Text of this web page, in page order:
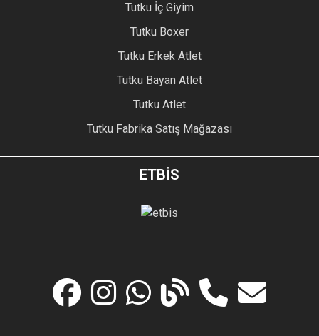
Tutku İç Giyim
Tutku Boxer
Tutku Erkek Atlet
Tutku Bayan Atlet
Tutku Atlet
Tutku Fabrika Satış Mağazası
ETBİS